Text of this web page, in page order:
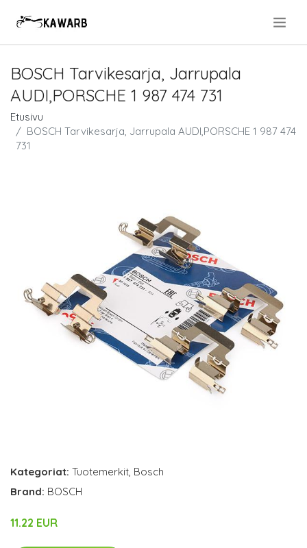
BOSCH Tarvikesarja, Jarrupala
AUDI,PORSCHE 1 987 474 731
Etusivu
BOSCH Tarvikesarja, Jarrupala AUDI,PORSCHE 1 987 474
731
Kategoriat: Tuotemerkit, Bosch
Brand: BOSCH
11.22 EUR